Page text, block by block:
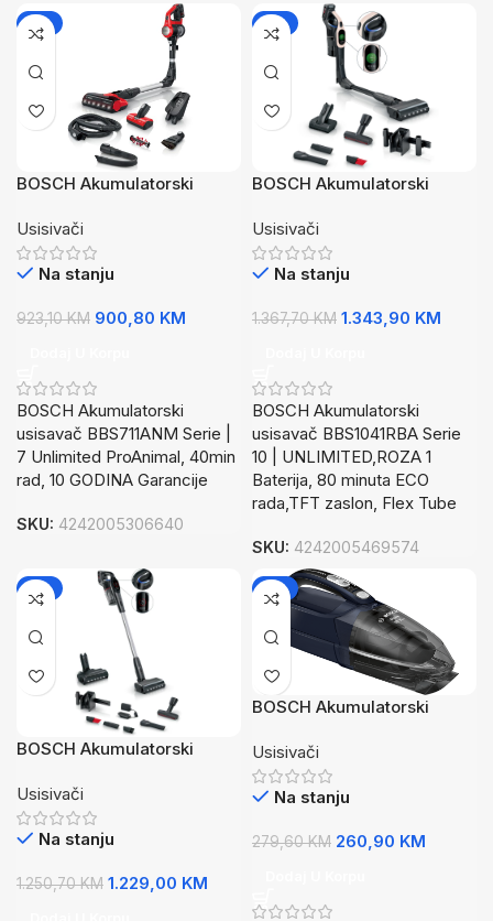
-2%
BOSCH Akumulatorski
UNLIMITED ProAnimal 40
min rad, 10 GODINA
Garancije
Usisivači
Na stanju
923,10KM 900,80 KM
BOSCH Akumulatorski
usisavač BBS711ANM Serie |
7 Unlimited ProAnimal, 40min
rad, 10 GODINA Garancije
SKU: 4242005306640
-2%
BOSCH Akumulatorski
UNLIMITED,ROZA1 Baterija,
80 minuta ECO rada
Usisivači
Na stanju
1.367,70KM 1.343,90 KM
BOSCH Akumulatorski
usisavač BBS1041RBA Serie
10 | UNLIMITED,ROZA 1
Baterija, 80 minuta ECO
rada,TFT zaslon, Flex Tube
SKU: 4242005469574
-2%
BOSCH Akumulatorski
UNLIMITED, CRNA1 Baterija,
60 minuta ECO rada
Usisivači
Na stanju
1.250,70KM 1.229,00 KM
-7%
BOSCH Akumulatorski
Li-Ion, 45min, CN
Usisivači
Na stanju
279,60KM 260,90 KM